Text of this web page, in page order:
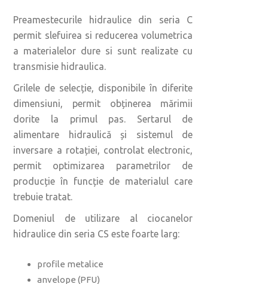
Preamestecurile hidraulice din seria C
permit slefuirea si reducerea volumetrica
a materialelor dure si sunt realizate cu
transmisie hidraulica.
Grilele de selecție, disponibile în diferite
dimensiuni, permit obținerea mărimii
dorite la primul pas. Sertarul de
alimentare hidraulică și sistemul de
inversare a rotației, controlat electronic,
permit optimizarea parametrilor de
producție în funcție de materialul care
trebuie tratat.
Domeniul de utilizare al ciocanelor
hidraulice din seria CS este foarte larg:
profile metalice
anvelope (PFU)